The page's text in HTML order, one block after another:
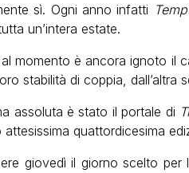
sì. Ogni anno infatti
un’intera estate.
momento è ancora ignoto il
stabilità di coppia, dall’altra
assoluta è stato il portale di
quattordicesima
giovedì il giorno scelto per